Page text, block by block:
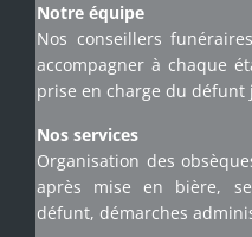
Notre équipe
Nos conseillers
accompagner à chaque
prise en charge du
Nos services
Organisation des
après mise en bière,
défunt, démarches